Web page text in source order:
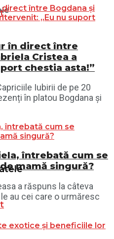
în direct între
Cristea a
chestia asta!”
Iubirii de pe 20
în platou Bogdana și
întrebată cum se
mamă singură?
a răspuns la câteva
au cei care o urmăresc